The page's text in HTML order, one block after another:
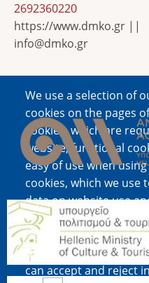
We use a selection of
cookies on the pages
cookies, which are
website; functional
easy of use when
cookies, which we use
data on website use
cookies, which are
content and
ALL", you consent to
can accept and reject
2692360220
https://www.dmko.gr ||
info@dmko.gr
Image
Image